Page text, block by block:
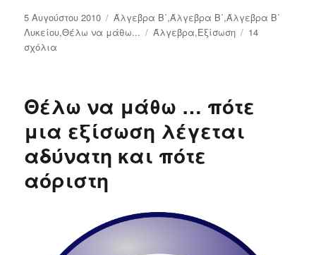
Δημοσιεύτηκε
την
5 Αυγούστου 2010 Κατηγορίες
Άλγεβρα Β΄,Άλγεβρα Β΄,Άλγεβρα Β΄
Λυκείου,Θέλω να μάθω... Ετικέτες
Άλγεβρα,Εξίσωση
14
σχόλια
πως
τους
παρονομαστές
από
μια
Θέλω να μάθω … πότε
μια εξίσωση λέγεται
αδύνατη και πότε
αόριστη